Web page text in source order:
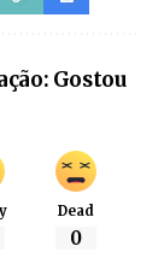
Gostou
Dead
0